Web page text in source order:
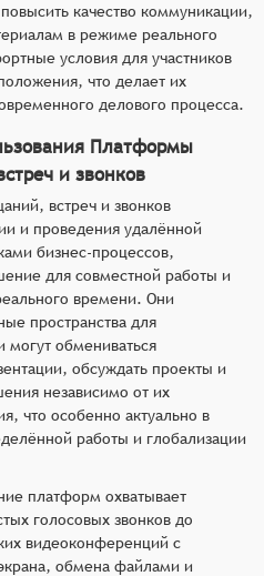
качество коммуникации,
в режиме реального
условия для участников
что делает их
делового процесса.
Платформы
и звонков
встреч и звонков
и проведения удалённой
бизнес-процессов,
для совместной работы и
времени. Они
пространства для
могут обмениваться
обсуждать проекты и
независимо от их
что особенно актуально в
работы и глобализации
платформ охватывает
голосовых звонков до
видеоконференций с
обмена файлами и